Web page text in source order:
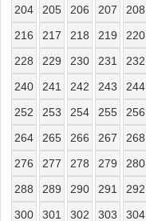
204
205 206 207 208
216
217 218 219 220
228
229 230 231 232
240
241 242 243 244
252
253 254 255 256
264
265 266 267 268
276
277 278 279 280
288
289 290 291 292
300
301 302 303 304